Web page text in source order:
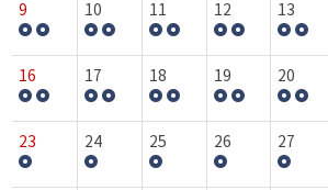
9 10 11 12 13
16 17 18 19 20
23 24 25 26 27